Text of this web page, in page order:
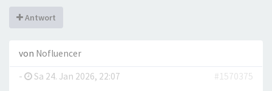
Antwort
von Nofluencer
-
Sa 24. Jan 2026, 22:07 #1570375